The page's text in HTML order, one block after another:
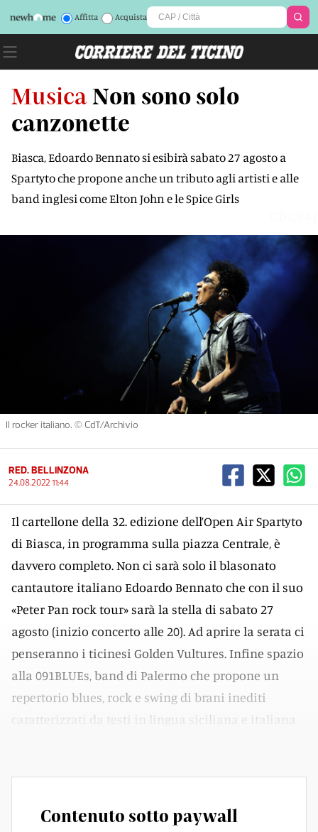
Affitta Acquista
Musica Non sono solo
canzonette
Biasca, Edoardo Bennato si esibirà sabato 27 agosto a
Spartyto che propone anche un tributo agli artisti e alle
band inglesi come Elton John e le Spice Girls
Il rocker italiano. © CdT/Archivio
RED. BELLINZONA
24.08.2022 11:44
Il cartellone della 32. edizione dell’Open Air Spartyto
di Biasca, in programma sulla piazza Centrale, è
davvero completo. Non ci sarà solo il blasonato
cantautore italiano Edoardo Bennato che con il suo
«Peter Pan rock tour» sarà la stella di sabato 27
agosto (inizio concerto alle 20). Ad aprire la serata ci
penseranno i ticinesi Golden Vultures. Infine spazio
alla 091BLUEs, band di Palermo che propone un
repertorio blues, rock e swing di brani inediti
caratterizzati da testi in lingua siciliana e italiana
Contenuto sotto paywall